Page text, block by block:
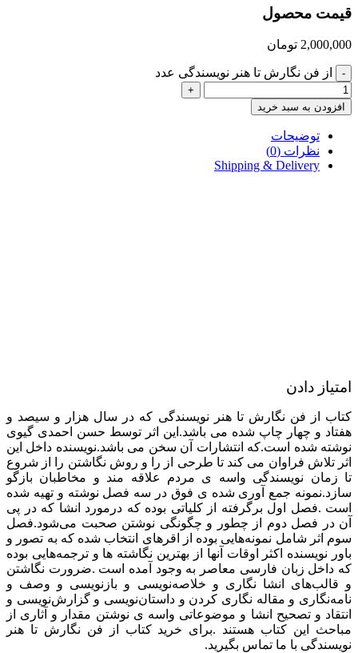
قیمت محصول
2,000,000 تومان
- از فن نگارش تا هنر نویسندگی عدد
+
افزودن به سبد خرید
توضیحات
نظرات (0)
Shipping & Delivery
امتیاز دادن
کتاب از فن نگارش تا هنر نویسندگی که در سال هزار و سیصد و
هفتاد و چهار چاپ شده می باشد.این اثر توسط حسن احمدی گیوی
نوشته شده است.که انتشارات آن سخن می باشد.نویسنده داخل این
اثر تلاش فراوان می کند تا طرحی از را و روش نگاشتن را از شروع
تا زمان نویسندگی واسه ی مردم علاقه مند و مخاطبان بازگو
سازد.نمونه جمع آوری شده ی فوق در سه فصل نوشته و تهیه شده
است .فصل اول برگرفته از كلیاتی بوده که درمورد انشا كه در پی
آن در فصل دوم از چطور و چگونگی نوشتن صحبت می‌شود.فصل
سوم اثر شامل نمونه‌هایی بوده از اقرهای انتخاب شده كه به‌ تصور و
باور نویسنده اکثر اوقات آنها از بهترین نگاشته ها و ترجمه‌هایی بوده
كه داخل زبان فارسی معاصر به وجود آمده است .ضرورت نگاشتن
و قالب‌های انشا نگاری و خلاصه‌نویسی و بازنویسی و وصف و
نامه‌نگاری و مقاله‌ نگاری کردن و داستان‌نویسی و گزارش‌نویسی و
انتقاد و تصحیح انشا و موضوعاتی واسه ی نوشتن مقدار و آثاری از
مباحث این كتاب هستند .برای خرید کتاب از فن نگارش تا هنر
نویسندگی با ما تماس بگیرید.